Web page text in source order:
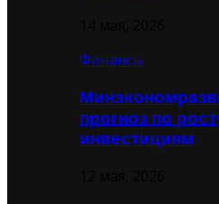
Финансы
прогноз по
инвестициям